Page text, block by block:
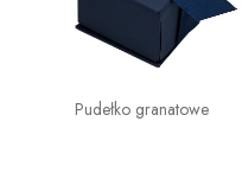
Pudełko granatowe